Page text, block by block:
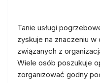
Tanie usługi
zyskuje na znaczeniu
związanych z
Wiele osób poszukuje
zorganizować godny